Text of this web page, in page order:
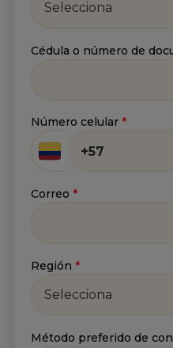
Recibe lo
Nombre
Selecciona
Cédula o número de
Número celular *
Correo *
Región *
Selecciona
Método preferido de